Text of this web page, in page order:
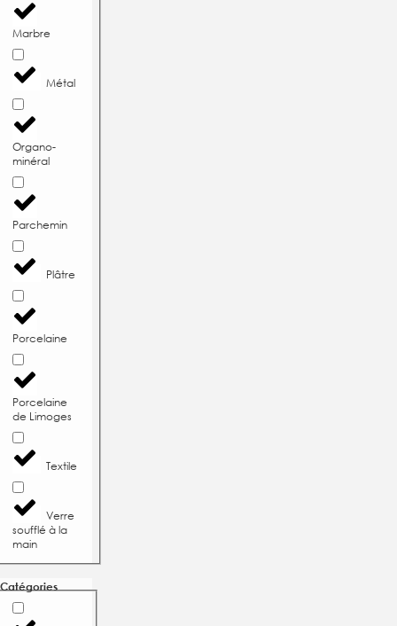
Marbre
Métal
Organo-
minéral
Parchemin
Plâtre
Porcelaine
Porcelaine
de Limoges
Textile
Verre
soufflé à la
main
Catégories